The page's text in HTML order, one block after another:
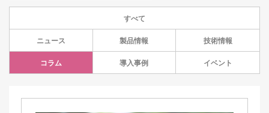
すべて
ニュース 製品情報 技術情報
コラム 導入事例 イベント